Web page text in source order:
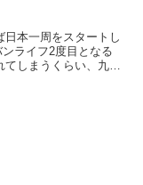
日本一周をスタートし
ライフ2度目となる
しまうくらい、九州